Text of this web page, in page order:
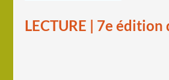
LECTURE | 7e